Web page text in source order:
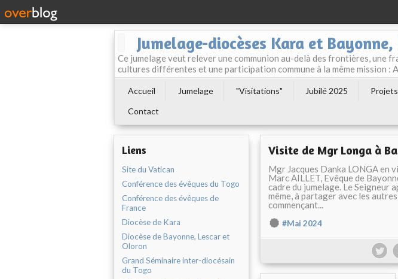
Jumelage-diocèses Kara et
Ce jumelage veut relever une communion au-delà des frontières, une
cultures différentes et une participation commune à la même mission :
Accueil Jumelage "Visitations" Jubilé 2025 Projets
Contact
Liens
Site du Vatican
Conférence des évêques du Togo
Conférence des évêques de
France
Diocèse de Kara
Diocèse de Bayonne, Lescar et
Oloron
Grand Séminaire inter-diocésain
du Togo
Visite de Mgr Longa à
Mgr Jacques Danka LONGA en
Marc AILLET, Evêque de
cadre du jumelage. Le Seigneur
même, à partager avec les
commençant...
#Mai 2024